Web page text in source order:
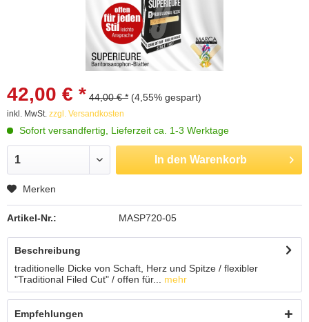
42,00 € * 44,00 € * (4,55% gespart)
inkl. MwSt. zzgl. Versandkosten
Sofort versandfertig, Lieferzeit ca. 1-3 Werktage
In den Warenkorb
Merken
Artikel-Nr.: MASP720-05
Beschreibung
traditionelle Dicke von Schaft, Herz und Spitze / flexibler
"Traditional Filed Cut" / offen für...
mehr
Empfehlungen